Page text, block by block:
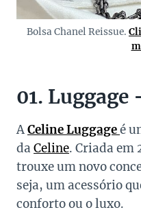
Bolsa Chanel Reissue.
01. Luggage
ACeline Luggageé
da Celine. Criada em
trouxe um novo
seja, um acessório
conforto ou o luxo.